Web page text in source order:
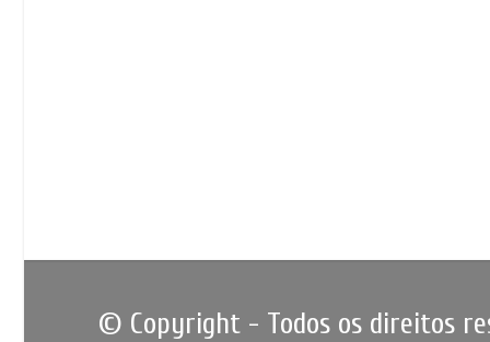
© Copyright - Todos os direitos